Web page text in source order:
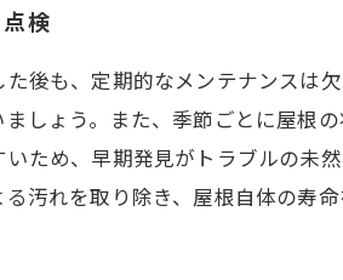
検
後も、定期的なメンテナンスは
しょう。また、季節ごとに屋根
ため、早期発見がトラブルの未
汚れを取り除き、屋根自体の寿